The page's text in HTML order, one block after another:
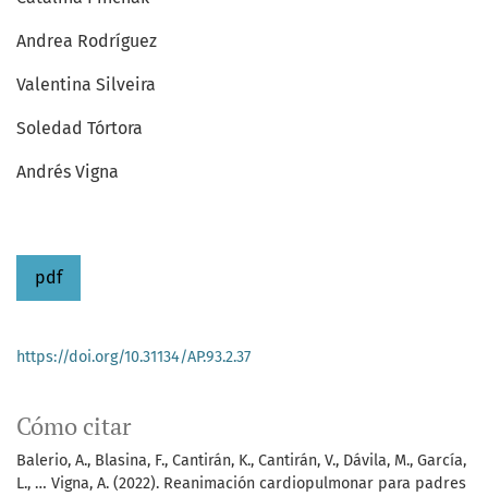
Andrea Rodríguez
Valentina Silveira
Soledad Tórtora
Andrés Vigna
pdf
Cómo citar
Balerio, A., Blasina, F., Cantirán, K., Cantirán, V., Dávila, M., García,
L., … Vigna, A. (2022). Reanimación cardiopulmonar para padres
https://doi.org/10.31134/AP.93.2.37